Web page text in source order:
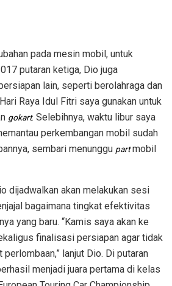
pada mesin mobil, untuk
putaran ketiga, Dio juga
lain, seperti berolahraga dan
Raya Idul Fitri saya gunakan untuk
gokart. Selebihnya, waktu libur saya
perkembangan mobil sudah
sembari menunggu partmobil
dijadwalkan akan melakukan sesi
bagaimana tingkat efektivitas
yang baru. “Kamis saya akan ke
finalisasi persiapan agar tidak
lanjut Dio. Di putaran
menjadi juara pertama di kelas